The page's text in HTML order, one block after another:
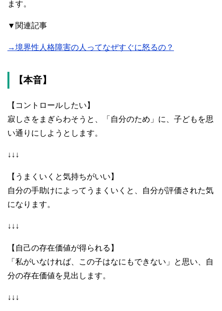
ます。
▼関連記事
→境界性人格障害の人ってなぜすぐに怒るの？
【本音】
【コントロールしたい】
寂しさをまぎらわそうと、「自分のため」に、子どもを思
い通りにしようとします。
↓↓↓
【うまくいくと気持ちがいい】
自分の手助けによってうまくいくと、自分が評価された気
になります。
↓↓↓
【自己の存在価値が得られる】
「私がいなければ、この子はなにもできない」と思い、自
分の存在価値を見出します。
↓↓↓